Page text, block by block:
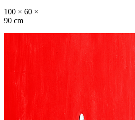
100 × 60 ×
90 cm